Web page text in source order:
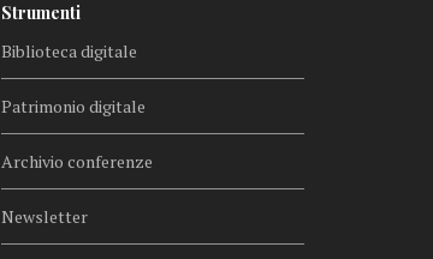
Strumenti
Biblioteca digitale
Patrimonio digitale
Archivio conferenze
Newsletter